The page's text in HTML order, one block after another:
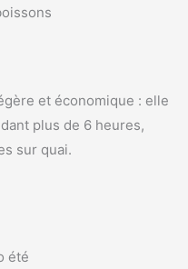
et économique : elle
plus de 6 heures,
sur quai.